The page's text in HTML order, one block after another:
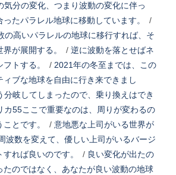
気分の変化、つまり波動の変化に伴っ
たパラレル地球に移動しています。
/
の高いパラレルの地球に移行すれば、そ
が展開する。
/ 逆に波動を落とせばネ
トする。
/ 2021年の冬至までは、この
ブな地球を自由に行き来できまし
分岐してしまったので、乗り換えはでき
カ55ここで重要なのは、周りが変わるの
とです。
/ 意地悪な上司がいる世界が
波数を変えて、優しい上司がいるバージ
れば良いのです。
/ 良い変化が出たの
たのではなく、あなたが良い波動の地球